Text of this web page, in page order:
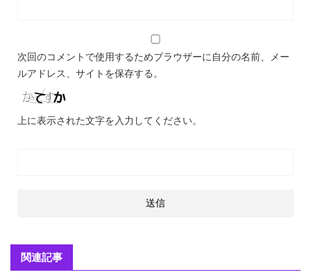
次回のコメントで使用するためブラウザーに自分の名前、メー
ルアドレス、サイトを保存する。
上に表示された文字を入力してください。
関連記事